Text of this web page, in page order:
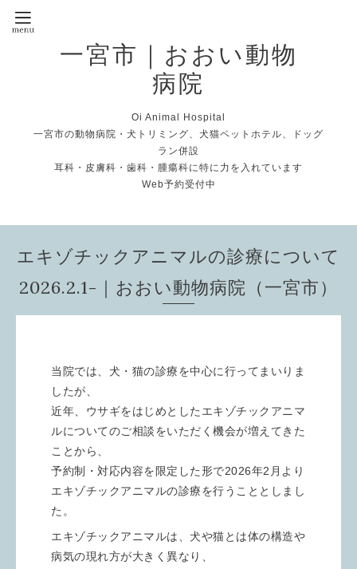
一宮市｜おおい動物
病院
Oi Animal Hospital
一宮市の動物病院・犬トリミング、犬猫ペットホテル、ドッグ
ラン併設
耳科・皮膚科・歯科・腫瘍科に特に力を入れています
Web予約受付中
エキゾチックアニマルの診療について
2026.2.1-｜おおい動物病院（一宮市）
当院では、犬・猫の診療を中心に行ってまいりま
したが、
近年、ウサギをはじめとしたエキゾチックアニマ
ルについてのご相談をいただく機会が増えてきた
ことから、
予約制・対応内容を限定した形で2026年2月より
エキゾチックアニマルの診療を行うこととしまし
た。
エキゾチックアニマルは、犬や猫とは体の構造や
病気の現れ方が大きく異なり、